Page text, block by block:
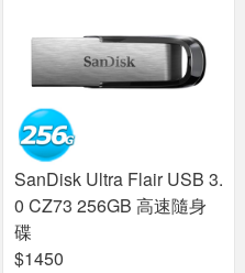
SanDisk Ultra Flair USB 3.
0 CZ73 256GB 高速隨身
碟
$1450